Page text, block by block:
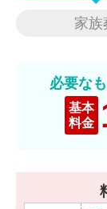
家族
必要な
基本
料金